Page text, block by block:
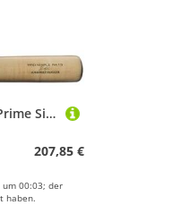
Louisville Slugger Pro Prime Signature Series RA13 Ronald Acuna Jr. Maple Baseballschläger – 83,8 cm
207,85 €
00:03; der
haben.